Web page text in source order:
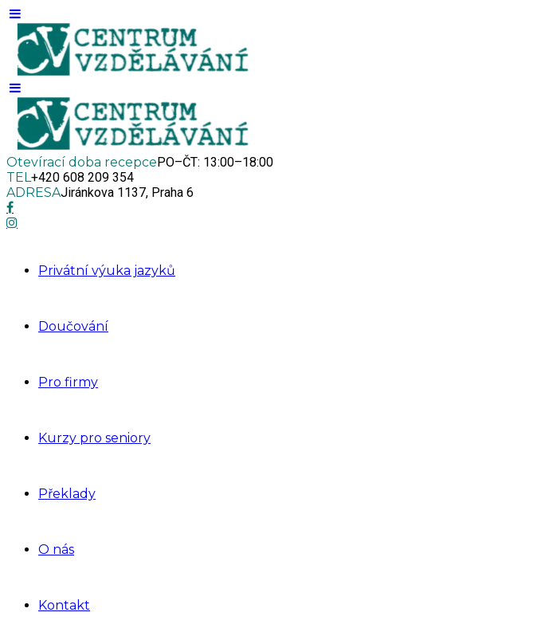
Otevírací doba recepcePO–ČT: 13:00–18:00
TEL+420 608 209 354
ADRESAJiránkova 1137, Praha 6
Privátní výuka jazyků
Doučování
Pro firmy
Kurzy pro seniory
Překlady
O nás
Kontakt